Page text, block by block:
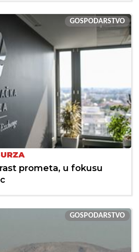
GOSPODARSTVO
prometa, u fokusu
GOSPODARSTVO